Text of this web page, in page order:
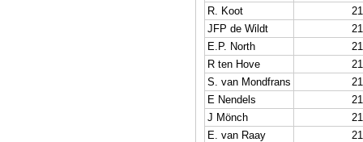
R. Koot
JFP de Wildt
E.P. North
R ten Hove
S. van Mondfrans
E Nendels
J Mönch
E. van Raay